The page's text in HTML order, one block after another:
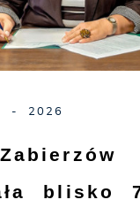
- 2026
blisko